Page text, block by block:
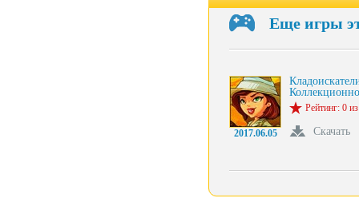
Еще игры
2017.06.05
Рейтинг: 0
Скачать